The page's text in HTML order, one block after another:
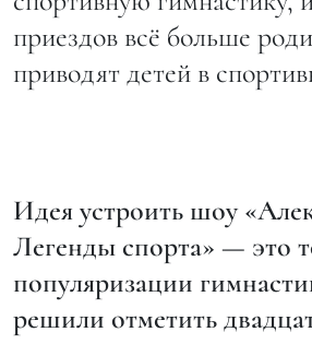
приездов всё больше
приводят детей в
Идея устроить шоу
Легенды спорта» — это
популяризации
решили отметить